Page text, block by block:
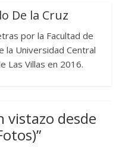
De la Cruz
por la Facultad de
la Universidad Central
Las Villas en 2016.
vistazo desde
”